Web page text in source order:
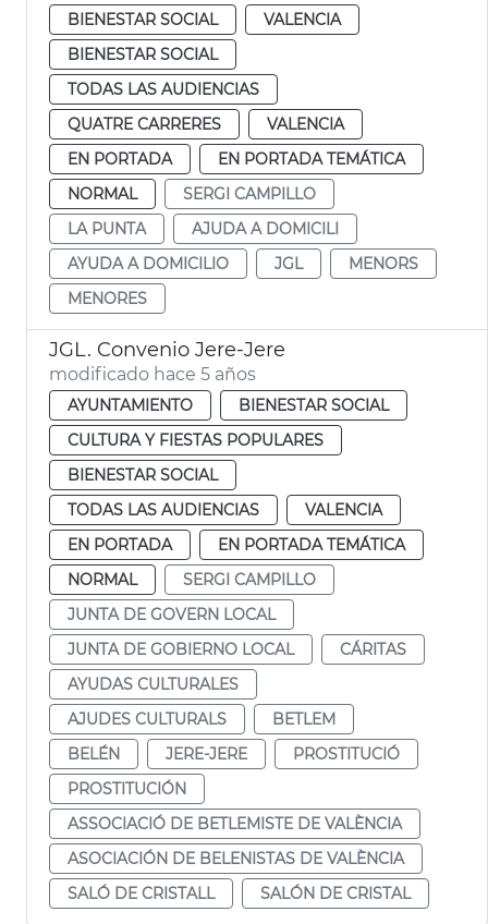
BIENESTAR SOCIAL
VALENCIA
BIENESTAR SOCIAL
TODAS LAS AUDIENCIAS
QUATRE CARRERES
VALENCIA
EN PORTADA
EN PORTADA TEMÁTICA
NORMAL
SERGI CAMPILLO
LA PUNTA
AJUDA A DOMICILI
AYUDA A DOMICILIO
JGL
MENORS
MENORES
JGL. Convenio Jere-Jere
modificado hace 5 años
AYUNTAMIENTO
BIENESTAR SOCIAL
CULTURA Y FIESTAS POPULARES
BIENESTAR SOCIAL
TODAS LAS AUDIENCIAS
VALENCIA
EN PORTADA
EN PORTADA TEMÁTICA
NORMAL
SERGI CAMPILLO
JUNTA DE GOVERN LOCAL
JUNTA DE GOBIERNO LOCAL
CÁRITAS
AYUDAS CULTURALES
AJUDES CULTURALS
BETLEM
BELÉN
JERE-JERE
PROSTITUCIÓ
PROSTITUCIÓN
ASSOCIACIÓ DE BETLEMISTE DE VALÈNCIA
ASOCIACIÓN DE BELENISTAS DE VALÈNCIA
SALÓ DE CRISTALL
SALÓN DE CRISTAL